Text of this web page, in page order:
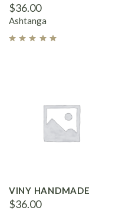
$36.00
Ashtanga
VINY HANDMADE
$36.00